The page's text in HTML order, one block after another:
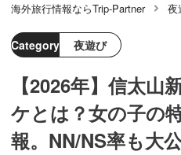
海外旅行情報ならTrip-Partner 夜
Category 夜遊び
【2026年】信太山
ケとは？女の子の
報。NN/NS率も大